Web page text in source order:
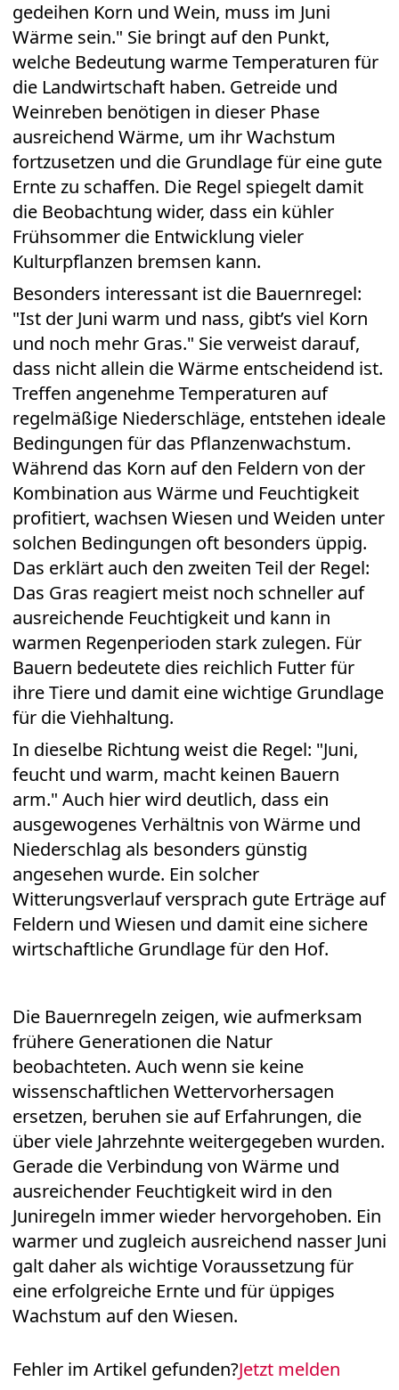
gedeihen Korn und Wein, muss im Juni
Wärme sein." Sie bringt auf den Punkt,
welche Bedeutung warme Temperaturen für
die Landwirtschaft haben. Getreide und
Weinreben benötigen in dieser Phase
ausreichend Wärme, um ihr Wachstum
fortzusetzen und die Grundlage für eine gute
Ernte zu schaffen. Die Regel spiegelt damit
die Beobachtung wider, dass ein kühler
Frühsommer die Entwicklung vieler
Kulturpflanzen bremsen kann.
Besonders interessant ist die Bauernregel:
"Ist der Juni warm und nass, gibt’s viel Korn
und noch mehr Gras." Sie verweist darauf,
dass nicht allein die Wärme entscheidend ist.
Treffen angenehme Temperaturen auf
regelmäßige Niederschläge, entstehen ideale
Bedingungen für das Pflanzenwachstum.
Während das Korn auf den Feldern von der
Kombination aus Wärme und Feuchtigkeit
profitiert, wachsen Wiesen und Weiden unter
solchen Bedingungen oft besonders üppig.
Das erklärt auch den zweiten Teil der Regel:
Das Gras reagiert meist noch schneller auf
ausreichende Feuchtigkeit und kann in
warmen Regenperioden stark zulegen. Für
Bauern bedeutete dies reichlich Futter für
ihre Tiere und damit eine wichtige Grundlage
für die Viehhaltung.
In dieselbe Richtung weist die Regel: "Juni,
feucht und warm, macht keinen Bauern
arm." Auch hier wird deutlich, dass ein
ausgewogenes Verhältnis von Wärme und
Niederschlag als besonders günstig
angesehen wurde. Ein solcher
Witterungsverlauf versprach gute Erträge auf
Feldern und Wiesen und damit eine sichere
wirtschaftliche Grundlage für den Hof.
Die Bauernregeln zeigen, wie aufmerksam
frühere Generationen die Natur
beobachteten. Auch wenn sie keine
wissenschaftlichen Wettervorhersagen
ersetzen, beruhen sie auf Erfahrungen, die
über viele Jahrzehnte weitergegeben wurden.
Gerade die Verbindung von Wärme und
ausreichender Feuchtigkeit wird in den
Juniregeln immer wieder hervorgehoben. Ein
warmer und zugleich ausreichend nasser Juni
galt daher als wichtige Voraussetzung für
eine erfolgreiche Ernte und für üppiges
Wachstum auf den Wiesen.
Fehler im Artikel gefunden?Jetzt melden